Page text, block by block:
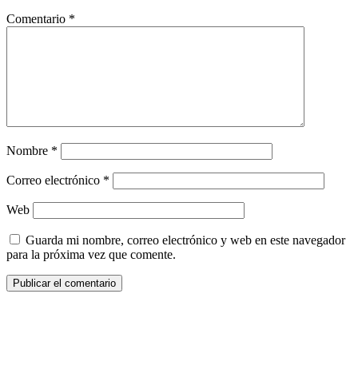
Comentario *
Nombre *
Correo electrónico *
Web
Guarda mi nombre, correo electrónico y web en este navegador
para la próxima vez que comente.